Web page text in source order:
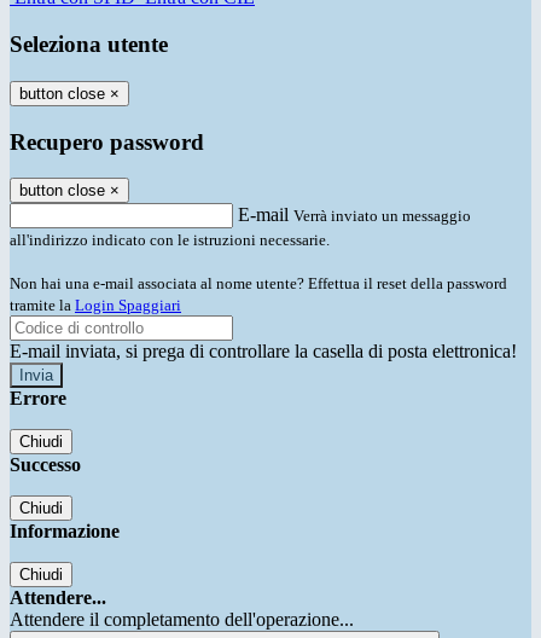
Seleziona utente
button close ×
Recupero password
button close ×
E-mail Verrà inviato un messaggio
all'indirizzo indicato con le istruzioni necessarie.
Non hai una e-mail associata al nome utente? Effettua il reset della password
tramite la Login Spaggiari
E-mail inviata, si prega di controllare la casella di posta elettronica!
Errore
Chiudi
Successo
Chiudi
Informazione
Chiudi
Attendere...
Attendere il completamento dell'operazione...